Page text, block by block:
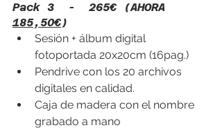
Pack 3  -  265€ (AHORA
185,50€)
Sesión + álbum digital
fotoportada 20x20cm (16pag.)
Pendrive con los 20 archivos
digitales en calidad.
Caja de madera con el nombre
grabado a mano